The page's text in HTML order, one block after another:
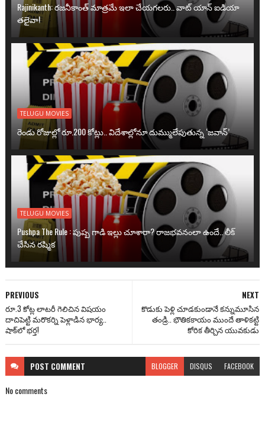
Rajinikanth: రజనీకాంత్ మాత్రమే ఇలా చేయగలరు.. వాట్ యాన్ ఐడియా
తలైవా!
TELUGU MOVIES
రెండు రోజుల్లో రూ.200 కోట్లు.. విదేశాల్లోనూ దుమ్ములేపుతున్న ‘జవాన్’
TELUGU MOVIES
Pushpa The Rule : పుష్ప గాడి ఇల్లు చూశారా? రాజభవనంలా ఉందే.. లీక్
చేసిన రష్మిక
NEXT
కొడుకు పెళ్లి చూడకుండానే కన్నుమూసిన
తండ్రి.. భౌతికకాయం ముందే తాళికట్టి
కోరిక తీర్చిన యువకుడు
PREVIOUS
రూ.3 కోట్ల లాటరీ గెలిచిన విషయం
దాచిపెట్టి మరొకర్ని పెళ్లాడిన భార్య..
షాక్‌లో భర్త!
POST COMMENT BLOGGER DISQUS FACEBOOK
No comments